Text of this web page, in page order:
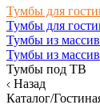
Тумбы для
Тумбы для
Тумбы из
Тумбы из
Тумбы под ТВ
Назад
Каталог/